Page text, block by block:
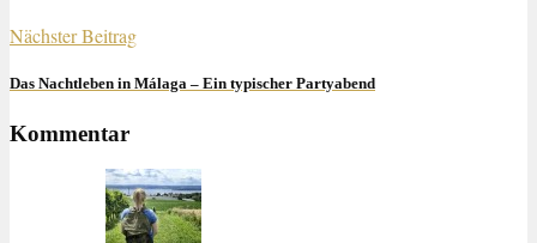
Nächster Beitrag
Das Nachtleben in Málaga – Ein typischer Partyabend
Kommentar